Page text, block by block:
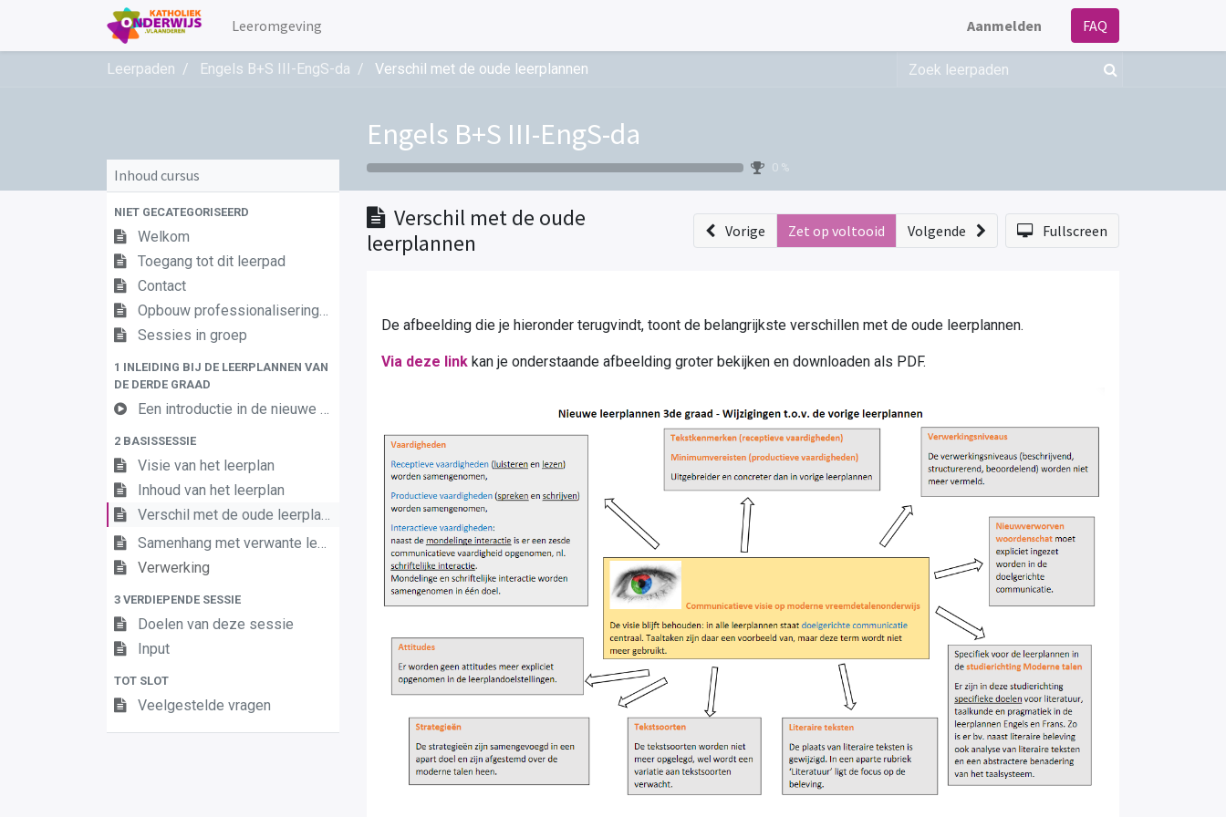
Leeromgeving Aanmelden FAQ
Leerpaden Engels B+S III-EngS-da Verschil met de oude leerplannen
Engels B+S III-EngS-da
0 %
Inhoud cursus
NIET GECATEGORISEERD
Welkom
Toegang tot dit leerpad
Contact
Opbouw professionaliseringstraject
Sessies in groep
1 INLEIDING BIJ DE LEERPLANNEN VAN
DE DERDE GRAAD
Een introductie in de nieuwe leerplannen van de derde graad
2 BASISSESSIE
Visie van het leerplan
Inhoud van het leerplan
Verschil met de oude leerplannen
Samenhang met verwante leerplannen
Verwerking
3 VERDIEPENDE SESSIE
Doelen van deze sessie
Input
TOT SLOT
Veelgestelde vragen
Verschil met de oude
leerplannen
Vorige Zet op voltooid Volgende Fullscreen
De afbeelding die je hieronder terugvindt, toont de belangrijkste verschillen met de oude leerplannen.
Via deze link kan je onderstaande afbeelding groter bekijken en downloaden als PDF.